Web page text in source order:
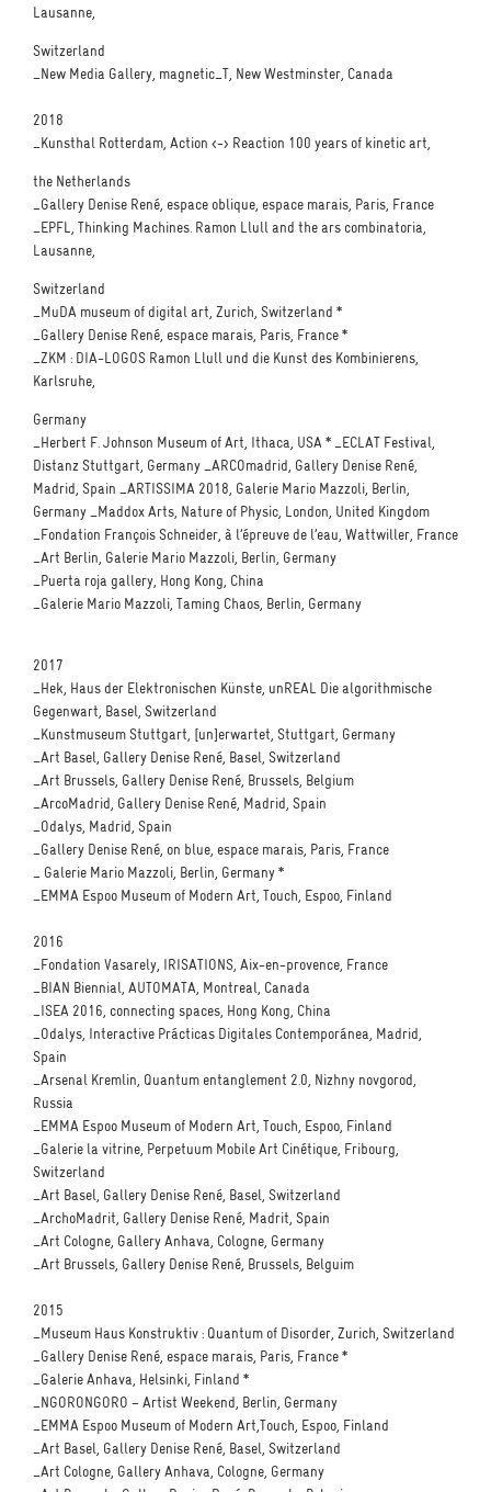
Lausanne,
Switzerland
_New Media Gallery, magnetic_T, New Westminster, Canada
2018
_Kunsthal Rotterdam, Action <-> Reaction 100 years of kinetic art,
the Netherlands
_Gallery Denise René, espace oblique, espace marais, Paris, France
_EPFL, Thinking Machines. Ramon Llull and the ars combinatoria,
Lausanne,
Switzerland
_MuDA museum of digital art, Zurich, Switzerland *
_Gallery Denise René, espace marais, Paris, France *
_ZKM : DIA-LOGOS Ramon Llull und die Kunst des Kombinierens,
Karlsruhe,
Germany
_Herbert F. Johnson Museum of Art, Ithaca, USA * _ECLAT Festival,
Distanz Stuttgart, Germany _ARCOmadrid, Gallery Denise René,
Madrid, Spain _ARTISSIMA 2018, Galerie Mario Mazzoli, Berlin,
Germany _Maddox Arts, Nature of Physic, London, United Kingdom
_Fondation François Schneider, à l’épreuve de l’eau, Wattwiller, France
_Art Berlin, Galerie Mario Mazzoli, Berlin, Germany
_Puerta roja gallery, Hong Kong, China
_Galerie Mario Mazzoli, Taming Chaos, Berlin, Germany
2017
_Hek, Haus der Elektronischen Künste, unREAL Die algorithmische
Gegenwart, Basel, Switzerland
_Kunstmuseum Stuttgart, [un]erwartet, Stuttgart, Germany
_Art Basel, Gallery Denise René, Basel, Switzerland
_Art Brussels, Gallery Denise René, Brussels, Belgium
_ArcoMadrid, Gallery Denise René, Madrid, Spain
_Odalys, Madrid, Spain
_Gallery Denise René, on blue, espace marais, Paris, France
_ Galerie Mario Mazzoli, Berlin, Germany *
_EMMA Espoo Museum of Modern Art, Touch, Espoo, Finland
2016
_Fondation Vasarely, IRISATIONS, Aix-en-provence, France
_BIAN Biennial, AUTOMATA, Montreal, Canada
_ISEA 2016, connecting spaces, Hong Kong, China
_Odalys, Interactive Prácticas Digitales Contemporánea, Madrid,
Spain
_Arsenal Kremlin, Quantum entanglement 2.0, Nizhny novgorod,
Russia
_EMMA Espoo Museum of Modern Art, Touch, Espoo, Finland
_Galerie la vitrine, Perpetuum Mobile Art Cinétique, Fribourg,
Switzerland
_Art Basel, Gallery Denise René, Basel, Switzerland
_ArchoMadrit, Gallery Denise René, Madrit, Spain
_Art Cologne, Gallery Anhava, Cologne, Germany
_Art Brussels, Gallery Denise René, Brussels, Belguim
2015
_Museum Haus Konstruktiv : Quantum of Disorder, Zurich, Switzerland
_Gallery Denise René, espace marais, Paris, France *
_Galerie Anhava, Helsinki, Finland *
_NGORONGORO – Artist Weekend, Berlin, Germany
_EMMA Espoo Museum of Modern Art,Touch, Espoo, Finland
_Art Basel, Gallery Denise René, Basel, Switzerland
_Art Cologne, Gallery Anhava, Cologne, Germany